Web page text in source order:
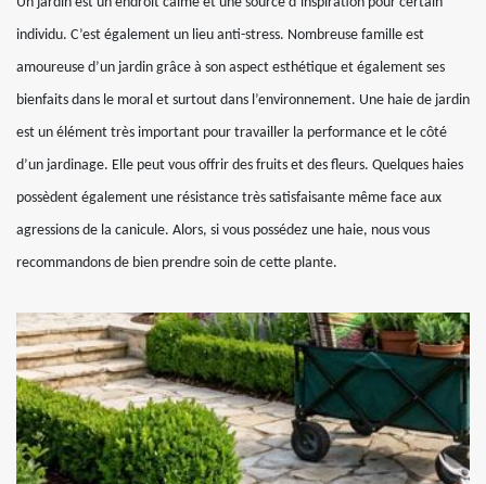
individu. C’est également un lieu anti-stress. Nombreuse famille est
amoureuse d’un jardin grâce à son aspect esthétique et également ses
bienfaits dans le moral et surtout dans l’environnement. Une haie de jardin
est un élément très important pour travailler la performance et le côté
d’un jardinage. Elle peut vous offrir des fruits et des fleurs. Quelques haies
possèdent également une résistance très satisfaisante même face aux
agressions de la canicule. Alors, si vous possédez une haie, nous vous
recommandons de bien prendre soin de cette plante.